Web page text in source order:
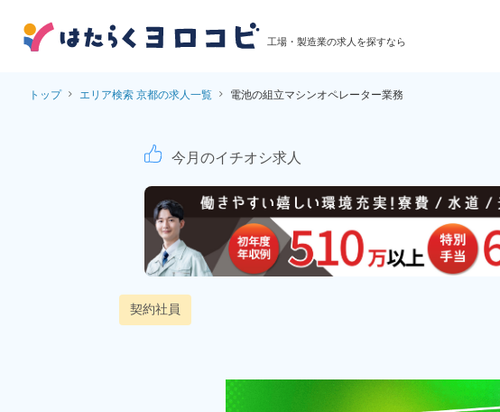
工場・製造業の求人を探すなら
トップ エリア検索 京都の求人一覧 電池の組立マシンオペレーター業務
リチウムイオン電池の組
今月のイチオシ求人
契約社員